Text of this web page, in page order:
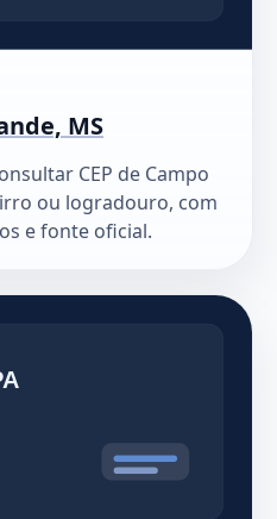
MS
CEP de Campo
ou logradouro, com
e fonte oficial.